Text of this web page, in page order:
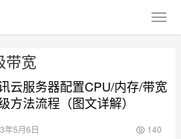
带宽
云服务器配置CPU/内存/带宽
方法流程（图文详解）
年5月6日 140